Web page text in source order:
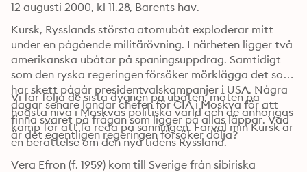
Kursk, Rysslands största atomubåt exploderar mitt
under en pågående militärövning. I närheten ligger två
amerikanska ubåtar på spaningsuppdrag. Samtidigt
som den ryska regeringen försöker mörklägga det som
har skett pågår presidentvalskampanjer i USA. Några
dagar senare landar chefen för CIA i Moskva för att
finna svaret på frågan som ligger på allas läppar. Vad
är det egentligen regeringen försöker dölja?
Vi får följa de sista dygnen på ubåten, möten på
högsta nivå i Moskvas politiska värld och de anhörigas
kamp för att få reda på sanningen. Farväl min Kursk är
en berättelse om den nya tidens Ryssland.
Vera Efron (f. 1959) kom till Sverige från sibiriska